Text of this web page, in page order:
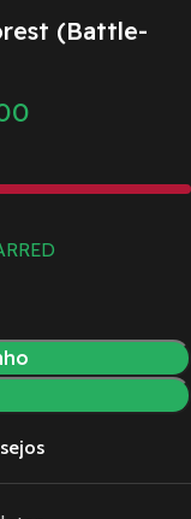
(Battle-